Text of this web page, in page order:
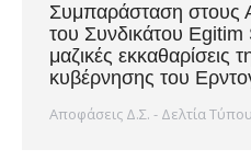
Συμπαράσταση στους
του Συνδικάτου Egitim
μαζικές εκκαθαρίσεις
κυβέρνησης του
Αποφάσεις Δ.Σ. - Δελτία Τύπου